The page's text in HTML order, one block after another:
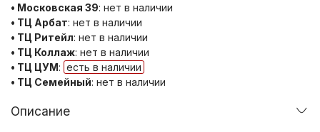
• Московская 39: нет в наличии
• ТЦ Арбат: нет в наличии
• ТЦ Ритейл: нет в наличии
• ТЦ Коллаж: нет в наличии
• ТЦ ЦУМ: есть в наличии
• ТЦ Семейный: нет в наличии
Описание